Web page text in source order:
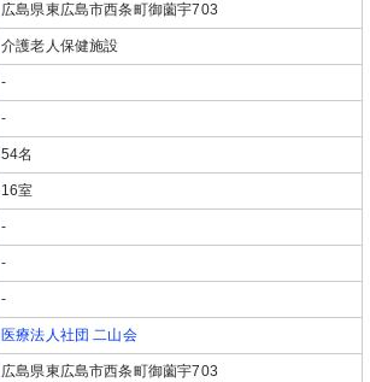
広島県東広島市西条町御薗宇703
介護老人保健施設
-
-
54名
16室
-
-
-
医療法人社団 二山会
広島県東広島市西条町御薗宇703